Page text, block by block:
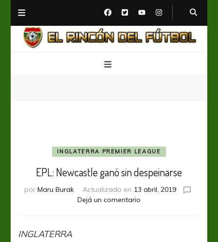
INGLATERRA PREMIER LEAGUE
EPL: Newcastle ganó sin despeinarse
por Maru Burak Actualizado en 13 abril, 2019
Dejá un comentario
INGLATERRA